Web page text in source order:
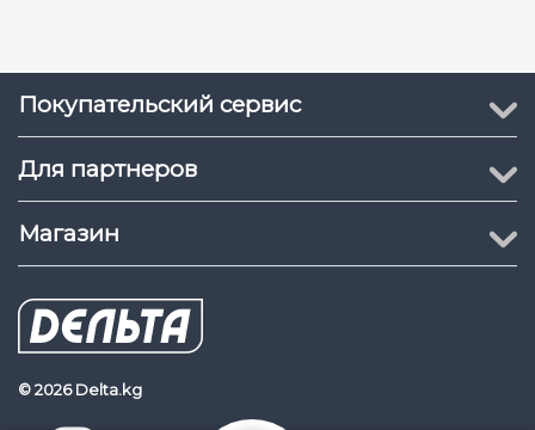
Покупательский сервис
Для партнеров
Магазин
© 2026 Delta.kg